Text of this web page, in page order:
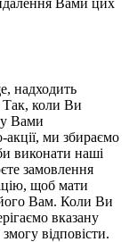
надходить
Так, коли Ви
Вами
ми збираємо
виконати наші
замовлення
щоб мати
Вам. Коли Ви
вказану
відповісти.